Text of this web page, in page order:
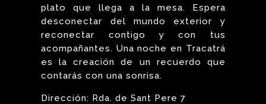
plato que llega a la mesa. Espera
desconectar del mundo exterior y
reconectar contigo y con tus
acompañantes. Una noche en Tracatrá
es la creación de un recuerdo que
contarás con una sonrisa.
Dirección: Rda. de Sant Pere 7